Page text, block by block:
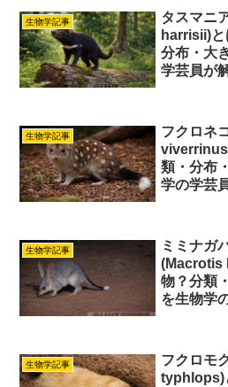
生物学記事
タスマニ
harrisii)と
分布・大
学芸員が
生物学記事
フクロネ
類・分布
学の学芸
生物学記事
ミミナガ
(Macrotis
物？分類
を生物学
生物学記事
フクロモ
typhlops)